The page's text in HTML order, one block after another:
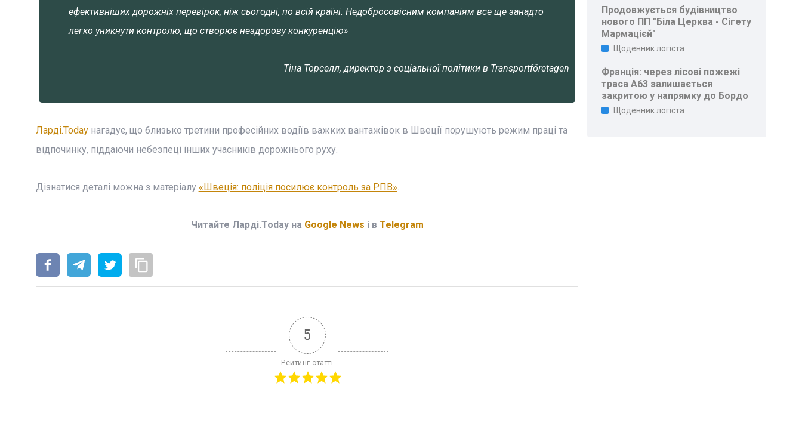
ефективніших дорожніх перевірок, ніж сьогодні, по всій країні. Недобросовісним компаніям все ще занадто
легко уникнути контролю, що створює нездорову конкуренцію»
Тіна Торселл, директор з соціальної політики в Transportföretagen
Ларді.Todayнагадує, що близько третини професійних водіїв важких вантажівок в Швеції порушують режим праці та
відпочинку, піддаючи небезпеці інших учасників дорожнього руху.
Дізнатися деталі можна з матеріалу «Швеція: поліція посилює контроль за РПВ».
Читайте Ларді.Today на Google News і в Telegram
5
Рейтинг статті
Продовжується будівництво
нового ПП "Біла Церква - Сігету
Мармацієй"
Щоденник логіста
Франція: через лісові пожежі
траса A63 залишається
закритою у напрямку до Бордо
Щоденник логіста